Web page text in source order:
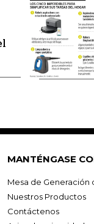
MANTÉNGASE
Mesa de Generación
Nuestros Productos
Contáctenos